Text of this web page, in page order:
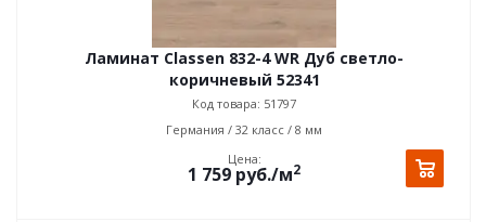
Ламинат Classen 832-4 WR Дуб светло-
коричневый 52341
Код товара: 51797
Германия / 32 класс / 8 мм
Цена:
1 759 руб./м2